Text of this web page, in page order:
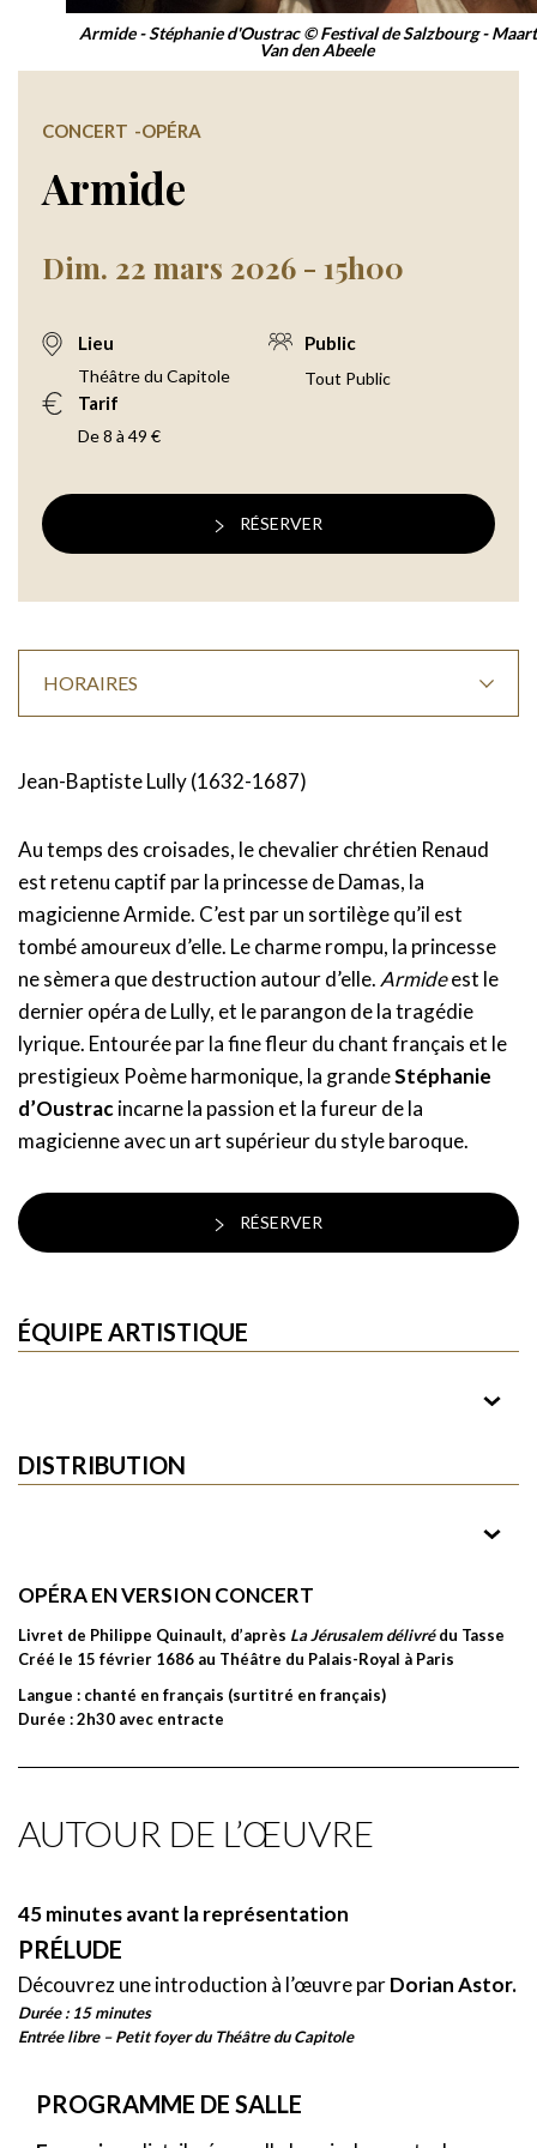
Armide - Stéphanie d'Oustrac © Festival de Salzbourg -
Van den Abeele
Armide
CONCERT OPÉRA
Dim. 22 mars 2026 - 15h00
Lieu
Théâtre du Capitole
Public
Tout Public
Tarif
De 8 à 49 €
RÉSERVER
HORAIRES
Jean-Baptiste Lully (1632-1687)
Au temps des croisades, le chevalier chrétien Renaud
est retenu captif par la princesse de Damas, la
magicienne Armide. C’est par un sortilège qu’il est
tombé amoureux d’elle. Le charme rompu, la princesse
ne sèmera que destruction autour d’elle.Armideest le
dernier opéra de Lully, et le parangon de la tragédie
lyrique. Entourée par la fine fleur du chant français et le
prestigieux Poème harmonique, la grandeStéphanie
d’Oustracincarne la passion et la fureur de la
magicienne avec un art supérieur du style baroque.
RÉSERVER
ÉQUIPE ARTISTIQUE
Direction musicale
Vincent Dumestre
DISTRIBUTION
Armide
Cyril Auvity
Gloire / Sidonie / Lucinde
Victoire Bunel
OPÉRA EN VERSION CONCERT
Livret de Philippe Quinault, d’après La Jérusalem délivrédu Tasse
Créé le 15 février 1686 au Théâtre du Palais-Royal à Paris
Langue : chanté en français (surtitré en français)
Durée : 2h30 avec entracte
AUTOUR DE L’ŒUVRE
45 minutes avant la représentation
PRÉLUDE
Découvrez une introduction à l’œuvre parDorian Astor.
Durée : 15 minutes
Entrée libre – Petit foyer du Théâtre du Capitole
PROGRAMME DE SALLE